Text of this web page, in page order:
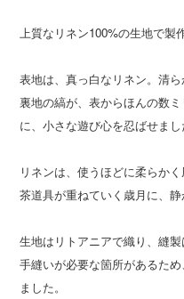
上質なリネン100%の生地で製
表地は、真っ白なリネン。清ら
裏地の縞が、表からほんの数
に、小さな遊び心を忍ばせまし
リネンは、使うほどに柔らかく
茶道具が重ねていく歳月に、静
生地はリトアニアで織り、縫製
手縫いが必要な箇所があるた
ました。